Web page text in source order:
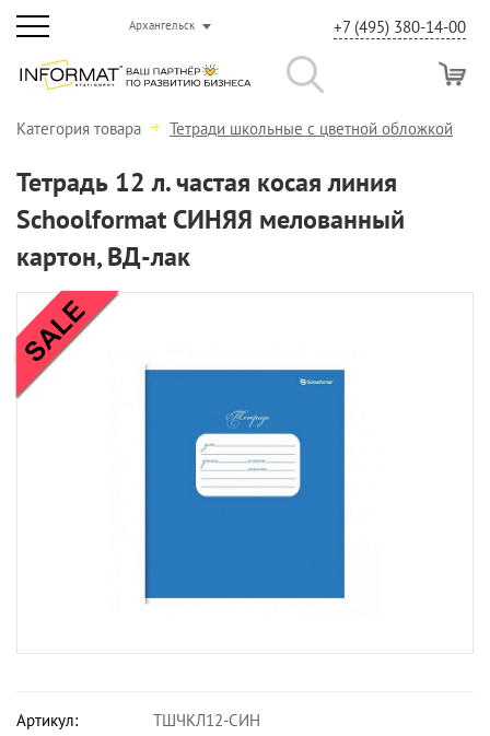
Архангельск +7 (495) 380-14-00
Категория товара Тетради школьные с цветной обложкой
Тетрадь 12 л. частая косая линия
Schoolformat СИНЯЯ мелованный
картон, ВД-лак
Артикул:
ТШЧКЛ12-СИН